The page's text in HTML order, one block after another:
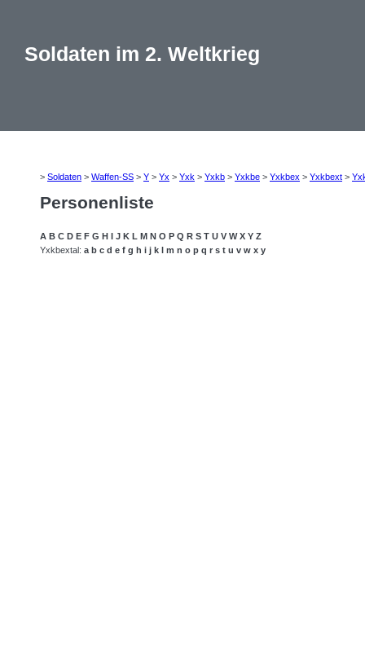
Soldaten im 2. Weltkrieg
> Soldaten > Waffen-SS > Y > Yx > Yxk > Yxkb > Yxkbe > Yxkbex > Yxkbext >
Personenliste
A B C D E F G H I J K L M N O P Q R S T U V W X Y Z
Yxkbextal: a b c d e f g h i j k l m n o p q r s t u v w x y